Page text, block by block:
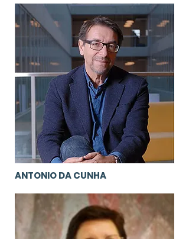
ANTONIO DA CUNHA